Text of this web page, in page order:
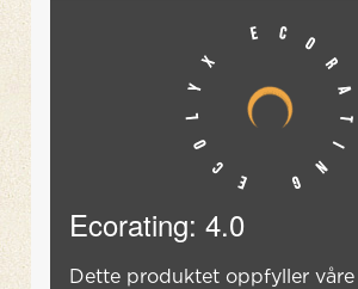
Ecorating: 4.0
Dette produktet oppfyller våre